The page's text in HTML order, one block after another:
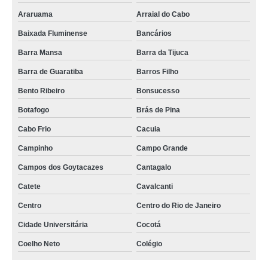
Araruama Arraial do Cabo
Baixada Fluminense Bancários
Barra Mansa Barra da Tijuca
Barra de Guaratiba Barros Filho
Bento Ribeiro Bonsucesso
Botafogo Brás de Pina
Cabo Frio Cacuia
Campinho Campo Grande
Campos dos Goytacazes Cantagalo
Catete Cavalcanti
Centro Centro do Rio de Janeiro
Cidade Universitária Cocotá
Coelho Neto Colégio